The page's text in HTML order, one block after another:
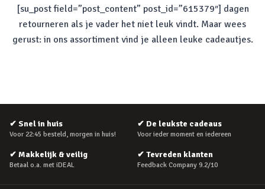
[su_post field=”post_content” post_id=”615379″] dagen
retourneren als je vader het niet leuk vindt. Maar wees
gerust: in ons assortiment vind je alleen leuke cadeautjes.
✔ Snel in huis
Voor 22:45 besteld, morgen in huis!
✔ De leukste cadeaus
Voor ieder moment en iedereen
✔ Makkelijk & veilig
Betaal o.a. met iDEAL
✔ Tevreden klanten
Feedback Company 9.2/10